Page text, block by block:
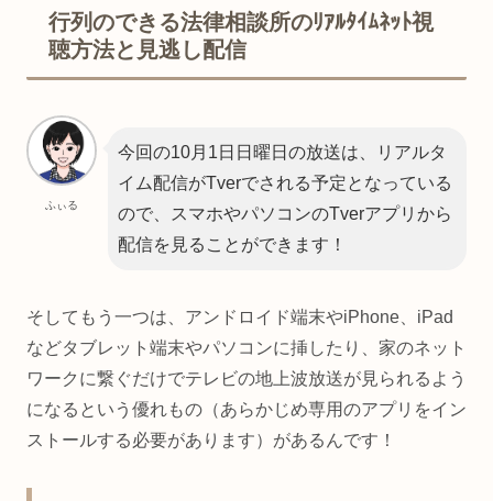
行列のできる法律相談所のﾘｱﾙﾀｲﾑﾈｯﾄ視
聴方法と見逃し配信
ふぃる
今回の10月1日日曜日の放送は、リアルタ
イム配信がTverでされる予定となっている
ので、スマホやパソコンのTverアプリから
配信を見ることができます！
そしてもう一つは、アンドロイド端末やiPhone、iPad
などタブレット端末やパソコンに挿したり、家のネット
ワークに繋ぐだけでテレビの地上波放送が見られるよう
になるという優れもの（あらかじめ専用のアプリをイン
ストールする必要があります）があるんです！